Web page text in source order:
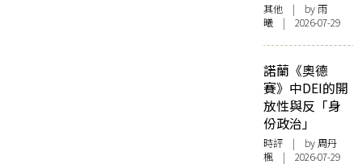
其他 | by 雨
曦 | 2026-07-29
諾蘭《奧德
賽》中DEI的開
放性與反「身
份政治」
時評 | by周丹
楓 | 2026-07-29